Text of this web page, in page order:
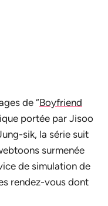
de “Boyfriend
portée par Jisoo
sik, la série suit
surmenée
de simulation de
rendez-vous dont